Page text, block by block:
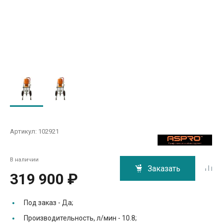
Артикул: 102921
В наличии
319 900 ₽
Заказать
Под заказ - Да;
Производительность, л/мин - 10.8;